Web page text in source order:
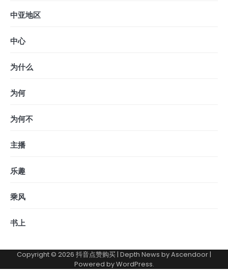
中亚地区
中心
为什么
为何
为何不
主播
乐趣
乘风
书上
Copyright © 2026 抖音点赞购买| Depth News byAscendoor|
Powered byWordPress.